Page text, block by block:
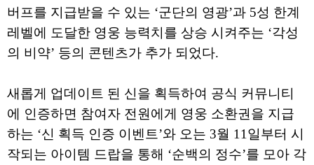
버프를 지급받을 수 있는 ‘군단의 영광’과 5성 한계
레벨에 도달한 영웅 능력치를 상승 시켜주는 ‘각성
의 비약’ 등의 콘텐츠가 추가 되었다.
새롭게 업데이트 된 신을 획득하여 공식 커뮤니티
에 인증하면 참여자 전원에게 영웅 소환권을 지급
하는 ‘신 획득 인증 이벤트’와 오는 3월 11일부터 시
작되는 아이템 드랍을 통해 ‘순백의 정수’를 모아 각